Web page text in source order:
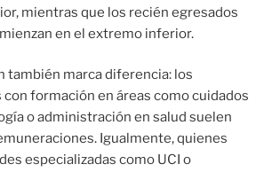
mientras que los recién egresados
en el extremo inferior.
también marca diferencia: los
formación en áreas como cuidados
o administración en salud suelen
Igualmente, quienes
especializadas como UCI o